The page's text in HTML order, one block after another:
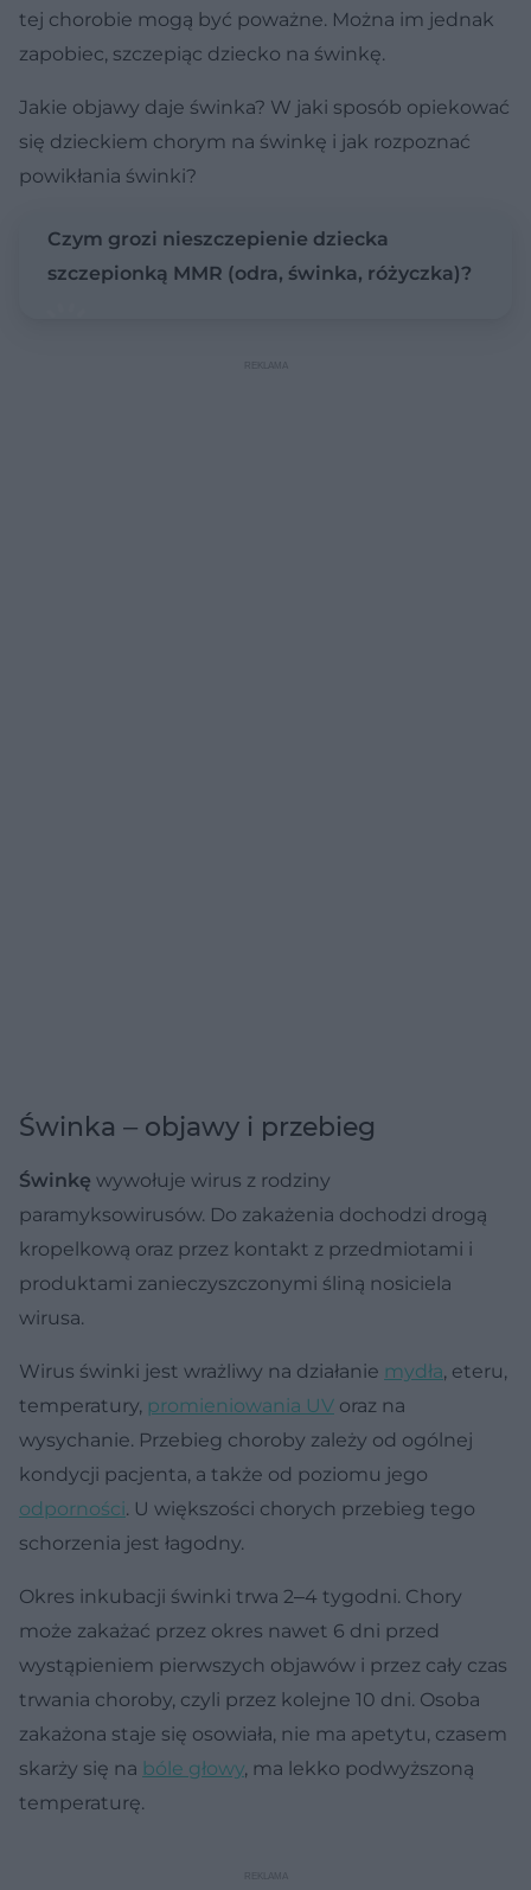
tej chorobie mogą być poważne. Można im jednak
zapobiec, szczepiąc dziecko na świnkę.
Jakie objawy daje świnka? W jaki sposób opiekować
się dzieckiem chorym na świnkę i jak rozpoznać
powikłania świnki?
Czym grozi nieszczepienie dziecka
szczepionką MMR (odra, świnka, różyczka)?
Świnka ‒ objawy i przebieg
Świnkę wywołuje wirus z rodziny
paramyksowirusów. Do zakażenia dochodzi drogą
kropelkową oraz przez kontakt z przedmiotami i
produktami zanieczyszczonymi śliną nosiciela
wirusa.
Wirus świnki jest wrażliwy na działanie mydła, eteru,
temperatury, promieniowania UV oraz na
wysychanie. Przebieg choroby zależy od ogólnej
kondycji pacjenta, a także od poziomu jego
odporności. U większości chorych przebieg tego
schorzenia jest łagodny.
Okres inkubacji świnki trwa 2‒4 tygodni. Chory
może zakażać przez okres nawet 6 dni przed
wystąpieniem pierwszych objawów i przez cały czas
trwania choroby, czyli przez kolejne 10 dni. Osoba
zakażona staje się osowiała, nie ma apetytu, czasem
skarży się na bóle głowy, ma lekko podwyższoną
temperaturę.